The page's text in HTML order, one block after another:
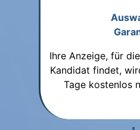
Ihre Anzeige, für
Kandidat findet,
Tage kostenlos